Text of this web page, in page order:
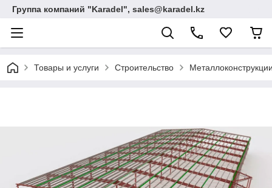
Группа компаний "Karadel", sales@karadel.kz
Товары и услуги Строительство